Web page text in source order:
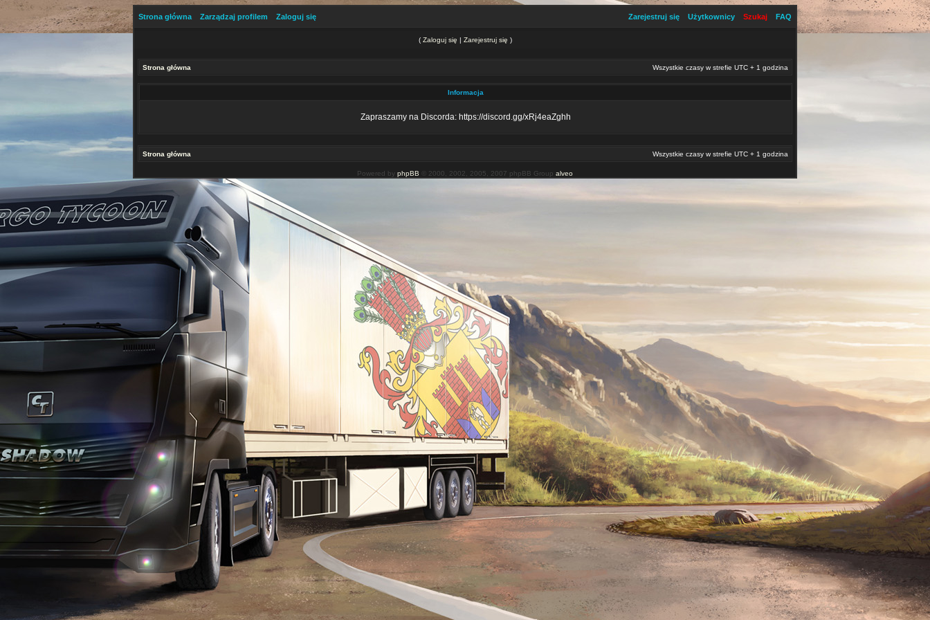
Strona główna Zarządzaj profilem Zaloguj się FAQ
Szukaj
Użytkownicy
Zarejestruj się
( Zaloguj się | Zarejestruj się )
Strona główna Wszystkie czasy w strefie UTC + 1 godzina
Informacja
Zapraszamy na Discorda: https://discord.gg/xRj4eaZghh
Strona główna Wszystkie czasy w strefie UTC + 1 godzina
Powered by phpBB © 2000, 2002, 2005, 2007 phpBB Group alveo